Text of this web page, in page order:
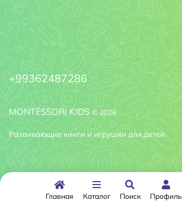
MONTESSORI KIDS© 2026
Развивающие книги и игрушки для детей
+99362487286
Главная Каталог Поиск Профиль